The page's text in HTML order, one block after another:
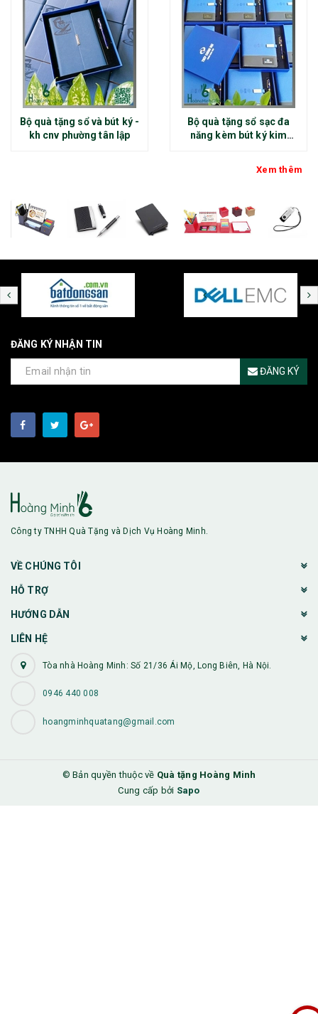
Bộ quà tặng sổ và bút ký -
kh cnv phường tân lập
Bộ quà tặng sổ sạc đa
năng kèm bút ký kim
Xem thêm
ĐĂNG KÝ NHẬN TIN
ĐĂNG KÝ
Công ty TNHH Quà Tặng và Dịch Vụ Hoàng Minh.
VỀ CHÚNG TÔI
HỖ TRỢ
HƯỚNG DẪN
LIÊN HỆ
Tòa nhà Hoàng Minh: Số 21/36 Ái Mộ, Long Biên, Hà Nội.
0946 440 008
hoangminhquatang@gmail.com
© Bản quyền thuộc về Quà tặng Hoàng Minh
Cung cấp bởi Sapo